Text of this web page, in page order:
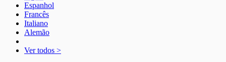
Espanhol
Francês
Italiano
Alemão
Ver todos >